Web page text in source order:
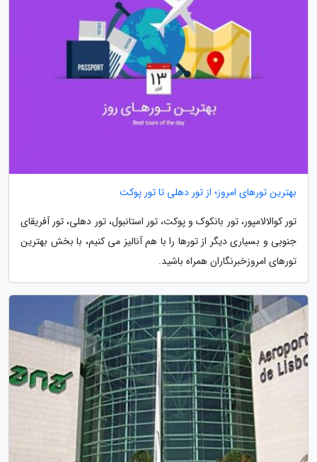
بهترین تورهای امروز؛ از تور دهلی تا تور پوکت
تور کوالالامپور، تور بانکوک و پوکت، تور استانبول، تور دهلی، تور آفریقای
جنوبی و بسیاری دیگر از تورها را با هم آنالیز می کنیم، با بخش بهترین
تورهای امروزخبرنگاران همراه باشید.